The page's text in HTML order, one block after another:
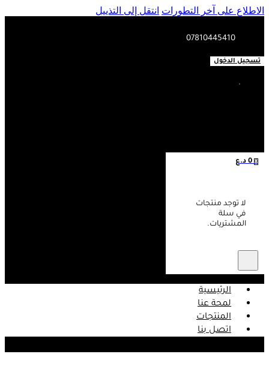
الاطلاع على آخر التطورات انتقل إلى التذييل
07810445410
تسجيل الدخول
0
0 د.ع
لا توجد منتجات
في سلة
المشتريات.
الرئيسية
لمحة عنا
المنتجات
اتصل بنا